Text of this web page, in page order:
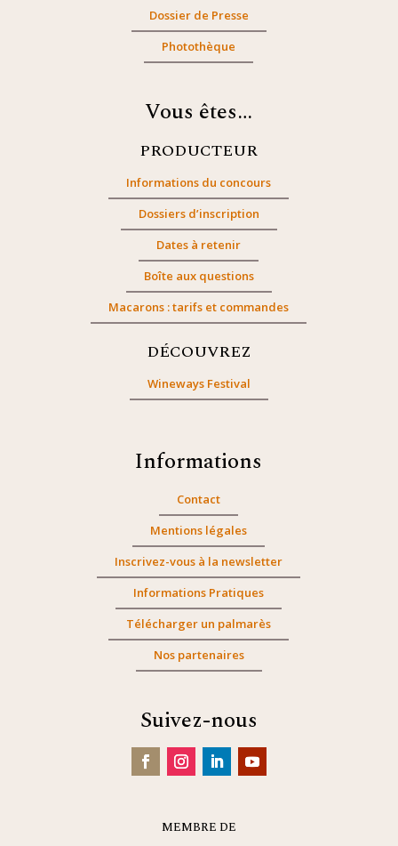
Dossier de Presse
Photothèque
Vous êtes…
PRODUCTEUR
Informations du concours
Dossiers d’inscription
Dates à retenir
Boîte aux questions
Macarons : tarifs et commandes
DÉCOUVREZ
Wineways Festival
Informations
Contact
Mentions légales
Inscrivez-vous à la newsletter
Informations Pratiques
Télécharger un palmarès
Nos partenaires
Suivez-nous
MEMBRE DE